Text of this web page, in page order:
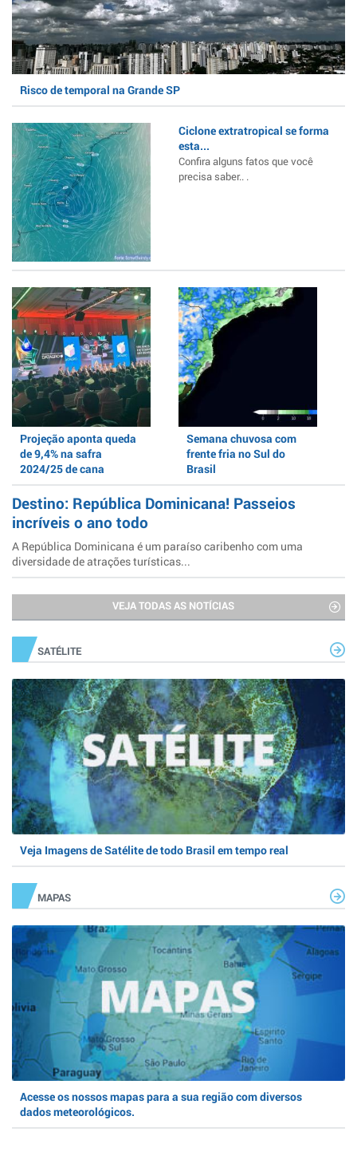
Risco de temporal na Grande SP
Ciclone extratropical se forma
esta...
Confira alguns fatos que você
precisa saber.. .
Projeção aponta queda
de 9,4% na safra
2024/25 de cana
Semana chuvosa com
frente fria no Sul do
Brasil
Destino: República Dominicana! Passeios
incríveis o ano todo
A República Dominicana é um paraíso caribenho com uma
diversidade de atrações turísticas...
VEJA TODAS AS NOTÍCIAS
SATÉLITE
Veja Imagens de Satélite de todo Brasil em tempo real
MAPAS
Acesse os nossos mapas para a sua região com diversos
dados meteorológicos.